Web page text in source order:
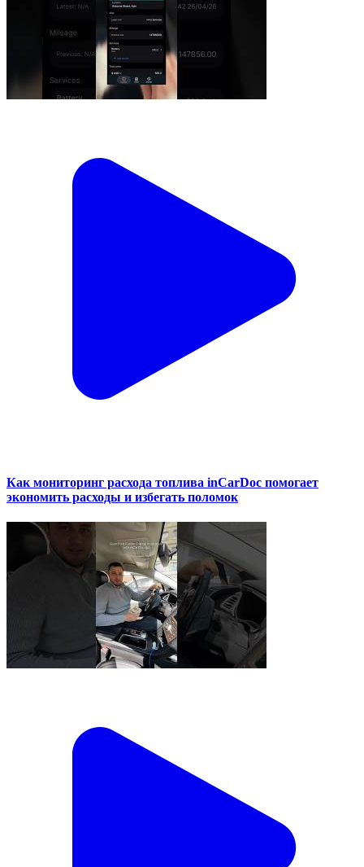
Как мониторинг расхода топлива inCarDoc помогает
экономить расходы и избегать поломок